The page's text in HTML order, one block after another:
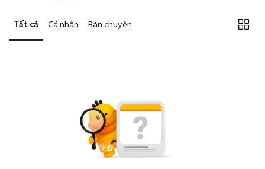
Tất cả Cá nhân Bán chuyên